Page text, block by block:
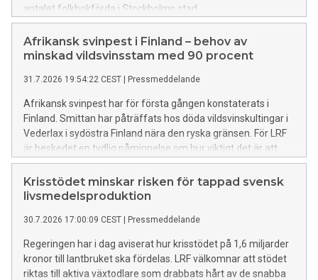
antalet folkbokförda i Stockholms stad.
Afrikansk svinpest i Finland – behov av
minskad vildsvinsstam med 90 procent
31.7.2026 19:54:22 CEST Pressmeddelande
Afrikansk svinpest har för första gången konstaterats i
Finland. Smittan har påträffats hos döda vildsvinskultingar i
Vederlax i sydöstra Finland nära den ryska gränsen. För LRF
är beskedet en tydlig påminnelse om hur viktigt det är att
fortsätta arbetet för att minska riskerna för smittspridning
och stärka det svenska smittskyddet.
Krisstödet minskar risken för tappad svensk
livsmedelsproduktion
30.7.2026 17:00:09 CEST Pressmeddelande
Regeringen har i dag aviserat hur krisstödet på 1,6 miljarder
kronor till lantbruket ska fördelas. LRF välkomnar att stödet
riktas till aktiva växtodlare som drabbats hårt av de snabba